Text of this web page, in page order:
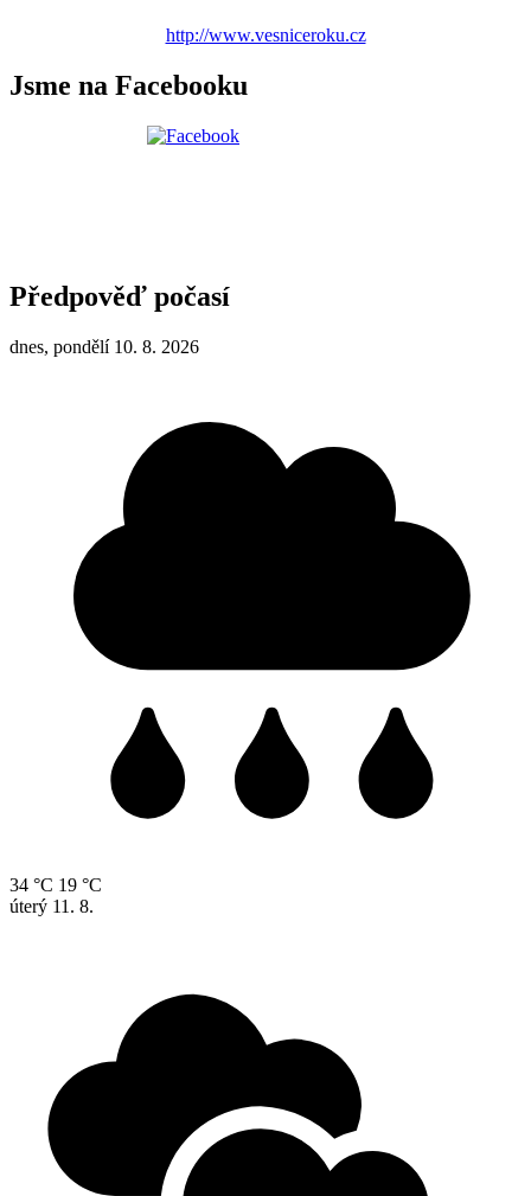
http://www.vesniceroku.cz
Jsme na Facebooku
Předpověď počasí
dnes, pondělí 10. 8. 2026
34 °C 19 °C
úterý 11. 8.